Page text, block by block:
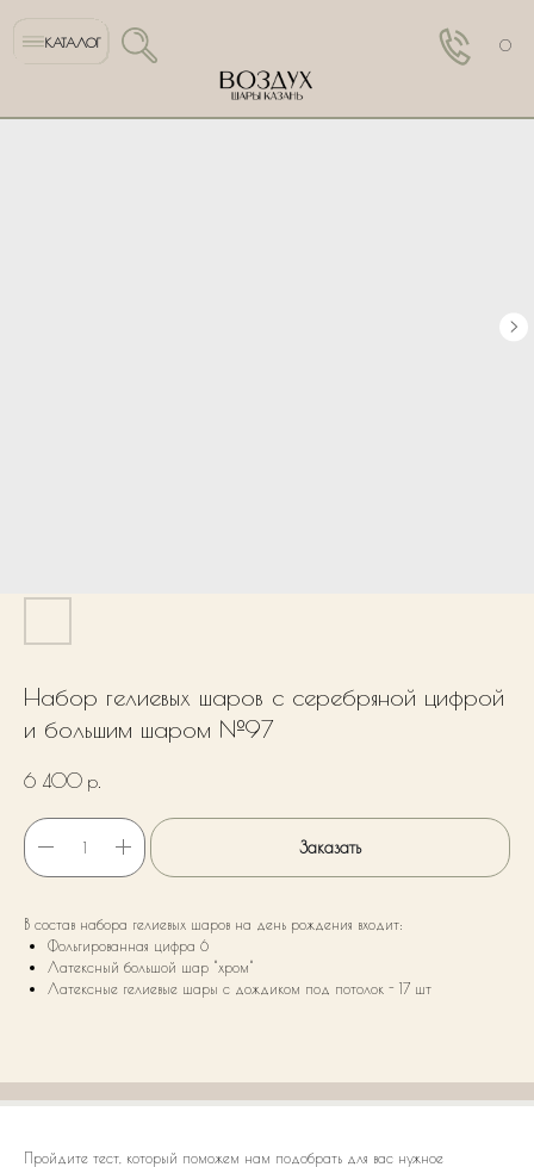
КАТАЛОГ 0
Набор гелиевых шаров с серебряной цифрой
и большим шаром №97
6 400 р.
Заказать
В состав набора гелиевых шаров на день рождения входит:
Фольгированная цифра 6
Латексный большой шар "хром"
Латексные гелиевые шары с дождиком под потолок - 17 шт
Пройдите тест, который поможем нам подобрать для вас нужное